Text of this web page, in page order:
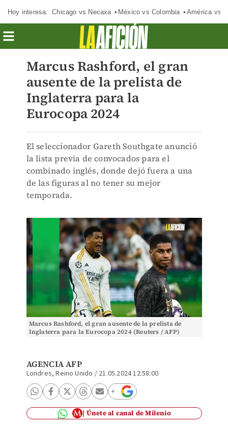
Hoy interesa: Chicago vs Necaxa México vs Colombia América vs
Marcus Rashford, el gran
ausente de la prelista de
Inglaterra para la
Eurocopa 2024
El seleccionador Gareth Southgate anunció
la lista previa de convocados para el
combinado inglés, donde dejó fuera a una
de las figuras al no tener su mejor
temporada.
Marcus Rashford, el gran ausente de la prelista de
Inglaterra para la Eurocopa 2024 (Reuters / AFP)
AGENCIA AFP
Londres, Reino Unido / 21.05.2024 12:58:00
Únete al canal de Milenio